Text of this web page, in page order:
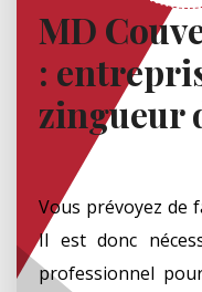
MD
:
zingueur
Vous prévoyez de
Il est donc
professionnel